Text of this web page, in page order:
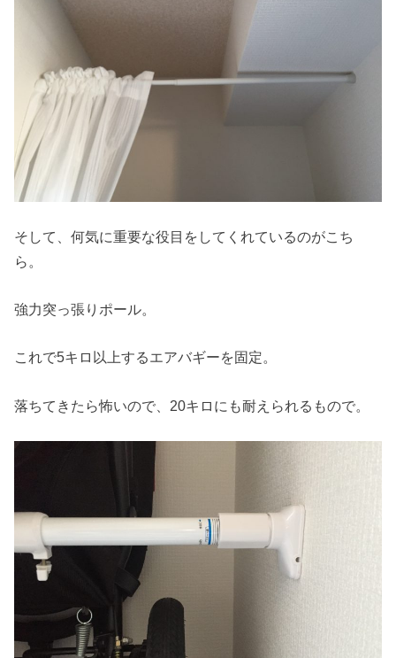
そして、何気に重要な役目をしてくれているのがこち
ら。
強力突っ張りポール。
これで5キロ以上するエアバギーを固定。
落ちてきたら怖いので、20キロにも耐えられるもので。